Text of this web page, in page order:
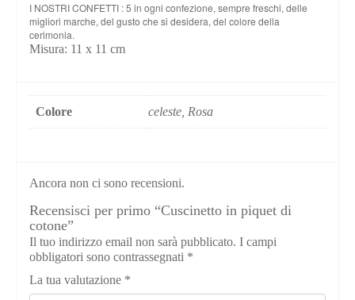
I NOSTRI CONFETTI : 5 in ogni confezione, sempre freschi, delle
migliori marche, del gusto che si desidera, del colore della
cerimonia.
Misura: 11 x 11 cm
Colore celeste, Rosa
Ancora non ci sono recensioni.
Recensisci per primo “Cuscinetto in piquet di
cotone”
Il tuo indirizzo email non sarà pubblicato. I campi
obbligatori sono contrassegnati *
La tua valutazione *